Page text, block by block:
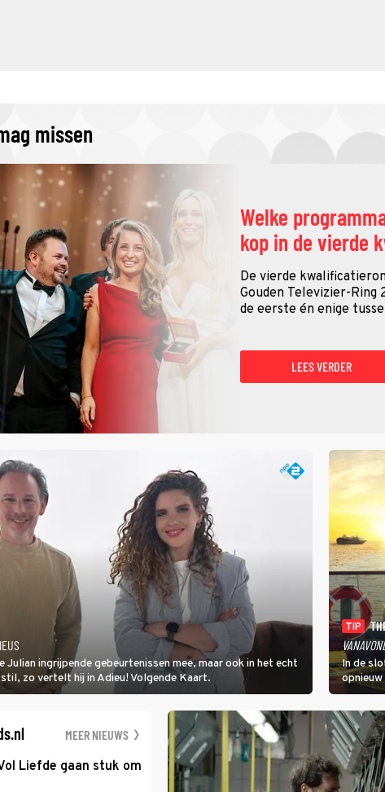
missen
Welke
kop in de vierde
De vierde
Gouden Televizier-Ring
de eerste én enige
LEES VERDER
Julian ingrijpende gebeurtenissen mee, maar ook in het echt
zo vertelt hij in Adieu! Volgende Kaart.
TIP
In de
waarbij
kapitein
MEER NIEUWS
Liefde gaan stuk om